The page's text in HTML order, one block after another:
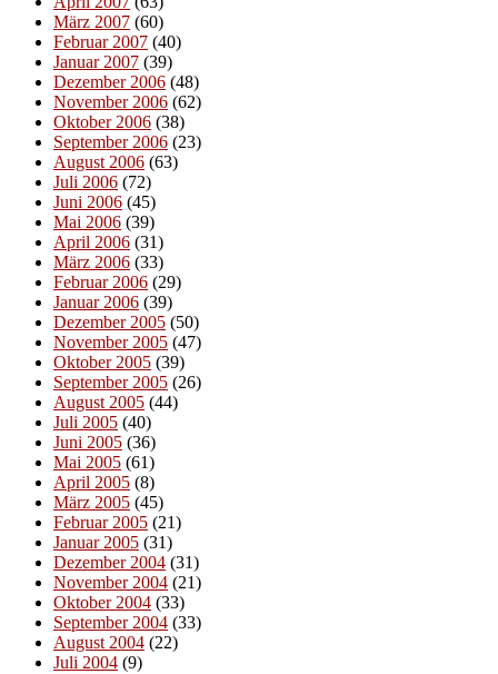
März 2007 (60)
Februar 2007 (40)
Januar 2007 (39)
Dezember 2006 (48)
November 2006 (62)
Oktober 2006 (38)
September 2006 (23)
August 2006 (63)
Juli 2006 (72)
Juni 2006 (45)
Mai 2006 (39)
April 2006 (31)
März 2006 (33)
Februar 2006 (29)
Januar 2006 (39)
Dezember 2005 (50)
November 2005 (47)
Oktober 2005 (39)
September 2005 (26)
August 2005 (44)
Juli 2005 (40)
Juni 2005 (36)
Mai 2005 (61)
April 2005 (8)
März 2005 (45)
Februar 2005 (21)
Januar 2005 (31)
Dezember 2004 (31)
November 2004 (21)
Oktober 2004 (33)
September 2004 (33)
August 2004 (22)
Juli 2004 (9)